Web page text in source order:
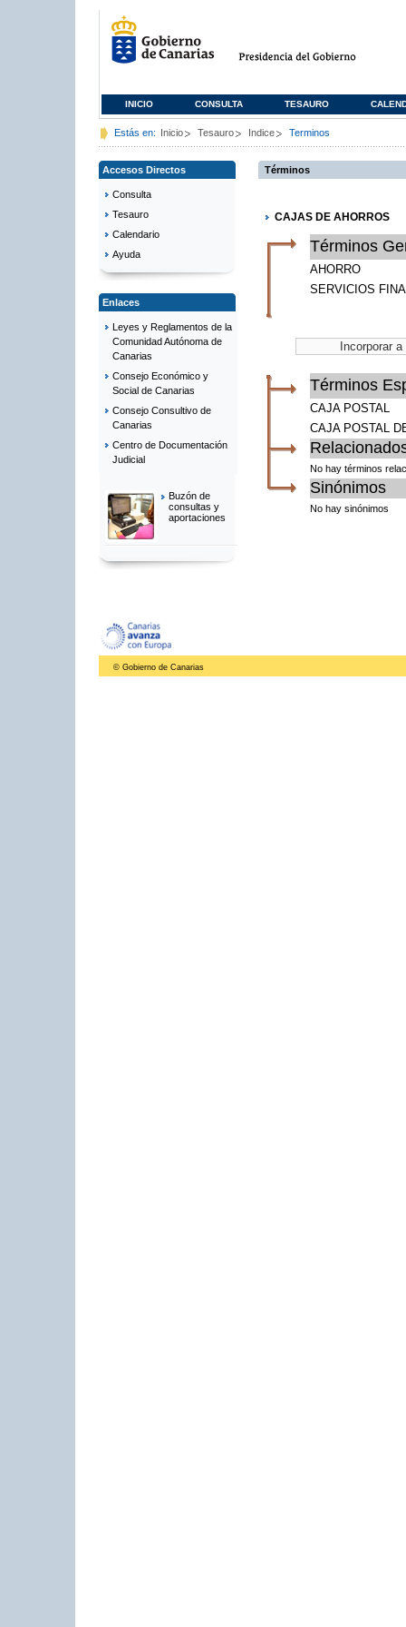
INICIO CONSULTA TESAURO
Estás en: Inicio Tesauro Indice Terminos
Accesos Directos
Consulta
Tesauro
Calendario
Ayuda
Enlaces
Leyes y Reglamentos de la
Comunidad Autónoma de
Canarias
Consejo Económico y
Social de Canarias
Consejo Consultivo de
Canarias
Centro de Documentación
Judicial
Buzón de
consultas y
aportaciones
Términos
CAJAS DE AHORROS
Términos
AHORRO
SERVICIOS
Términos
CAJA POSTAL
CAJA POSTAL
No hay términos
Sinónimos
No hay sinónimos
© Gobierno de Canarias